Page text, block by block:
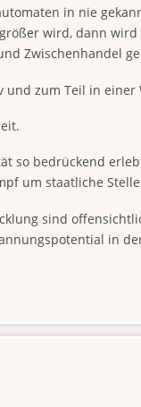
in nie
wird, dann
Zwischenhandel
zum Teil in einer
so bedrückend
um staatliche
sind
in